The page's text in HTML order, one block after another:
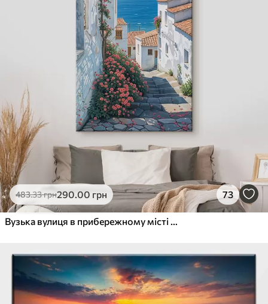
483.33грн290.00 грн 73
Вузька вулиця в прибережному місті з білими будинками, червоними черепичними дахами та яскравими рожевими квітами